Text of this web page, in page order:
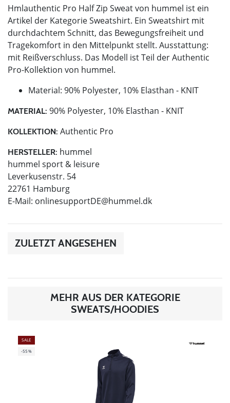
Hmlauthentic Pro Half Zip Sweat von hummel ist ein
Artikel der Kategorie Sweatshirt. Ein Sweatshirt mit
durchdachtem Schnitt, das Bewegungsfreiheit und
Tragekomfort in den Mittelpunkt stellt. Ausstattung:
mit Reißverschluss. Das Modell ist Teil der Authentic
Pro-Kollektion von hummel.
Material: 90% Polyester, 10% Elasthan - KNIT
MATERIAL: 90% Polyester, 10% Elasthan - KNIT
KOLLEKTION: Authentic Pro
HERSTELLER: hummel
hummel sport & leisure
Leverkusenstr. 54
22761 Hamburg
E-Mail: onlinesupportDE@hummel.dk
ZULETZT ANGESEHEN
MEHR AUS DER KATEGORIE
SWEATS/HOODIES
SALE
-55%